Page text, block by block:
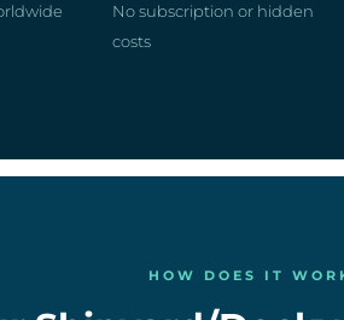
No subscription or hidden
costs
HOW DOES IT